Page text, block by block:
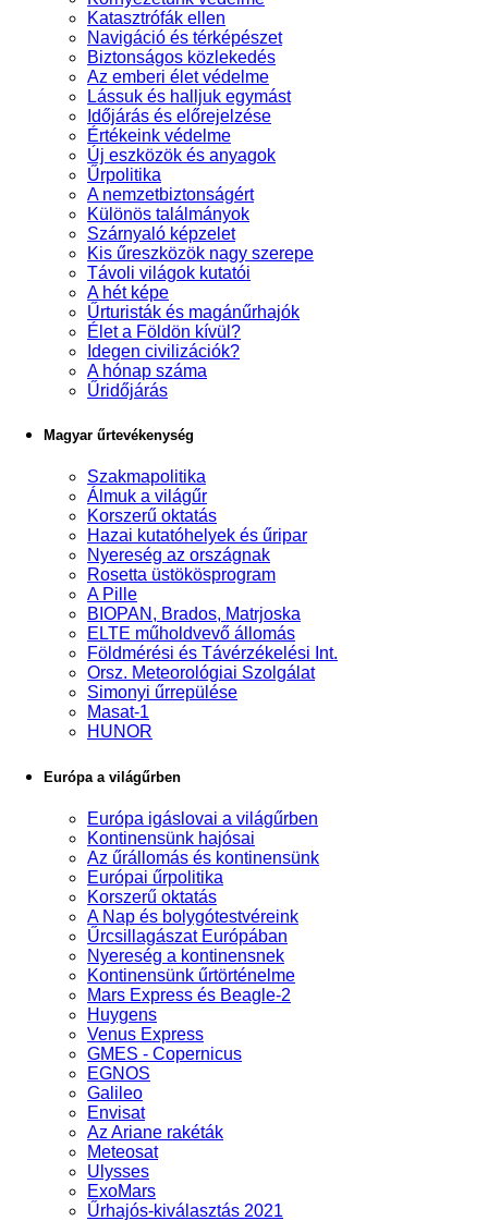
Katasztrófák ellen
Navigáció és térképészet
Biztonságos közlekedés
Az emberi élet védelme
Lássuk és halljuk egymást
Időjárás és előrejelzése
Értékeink védelme
Új eszközök és anyagok
Űrpolitika
A nemzetbiztonságért
Különös találmányok
Szárnyaló képzelet
Kis űreszközök nagy szerepe
Távoli világok kutatói
A hét képe
Űrturisták és magánűrhajók
Élet a Földön kívül?
Idegen civilizációk?
A hónap száma
Űridőjárás
Magyar űrtevékenység
Szakmapolitika
Álmuk a világűr
Korszerű oktatás
Hazai kutatóhelyek és űripar
Nyereség az országnak
Rosetta üstökösprogram
A Pille
BIOPAN, Brados, Matrjoska
ELTE műholdvevő állomás
Földmérési és Távérzékelési Int.
Orsz. Meteorológiai Szolgálat
Simonyi űrrepülése
Masat-1
HUNOR
Európa a világűrben
Európa igáslovai a világűrben
Kontinensünk hajósai
Az űrállomás és kontinensünk
Európai űrpolitika
Korszerű oktatás
A Nap és bolygótestvéreink
Űrcsillagászat Európában
Nyereség a kontinensnek
Kontinensünk űrtörténelme
Mars Express és Beagle-2
Huygens
Venus Express
GMES - Copernicus
EGNOS
Galileo
Envisat
Az Ariane rakéták
Meteosat
Ulysses
ExoMars
Űrhajós-kiválasztás 2021